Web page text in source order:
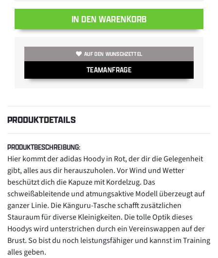
IN DEN WARENKORB
AUF DEN WUNSCHZETTEL
TEAMANFRAGE
PRODUKTDETAILS
PRODUKTBESCHREIBUNG:
Hier kommt der adidas Hoody in Rot, der dir die Gelegenheit
gibt, alles aus dir herauszuholen. Vor Wind und Wetter
beschützt dich die Kapuze mit Kordelzug. Das
schweißableitende und atmungsaktive Modell überzeugt auf
ganzer Linie. Die Känguru-Tasche schafft zusätzlichen
Stauraum für diverse Kleinigkeiten. Die tolle Optik dieses
Hoodys wird unterstrichen durch ein Vereinswappen auf der
Brust. So bist du noch leistungsfähiger und kannst im Training
alles geben.